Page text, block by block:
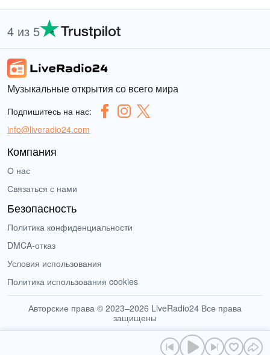
4 из 5
Музыкальные открытия со всего мира
Подпишитесь на нас:
info@liveradio24.com
Компания
О нас
Связаться с нами
Безопасность
Политика конфиденциальности
DMCA-отказ
Условия использования
Политика использования cookies
Авторские права © 2023–2026 LiveRadio24 Все права
защищены